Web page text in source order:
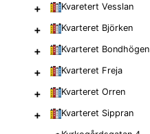
+ Kvaretert Vesslan
+ Kvarteret Björken
+ Kvarteret Bondhögen
+ Kvarteret Freja
+ Kvarteret Orren
+ Kvarteret Sippran